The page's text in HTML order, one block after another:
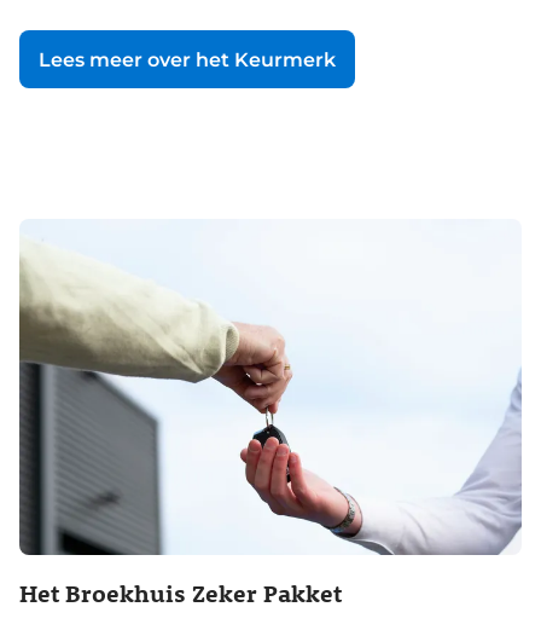
Lees meer over het Keurmerk
Het Broekhuis Zeker Pakket